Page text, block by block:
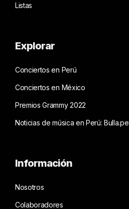
Listas
Explorar
Conciertos en Perú
Conciertos en México
Premios Grammy 2022
Noticias de música en Perú: Bulla.pe
Información
Nosotros
Colaboradores